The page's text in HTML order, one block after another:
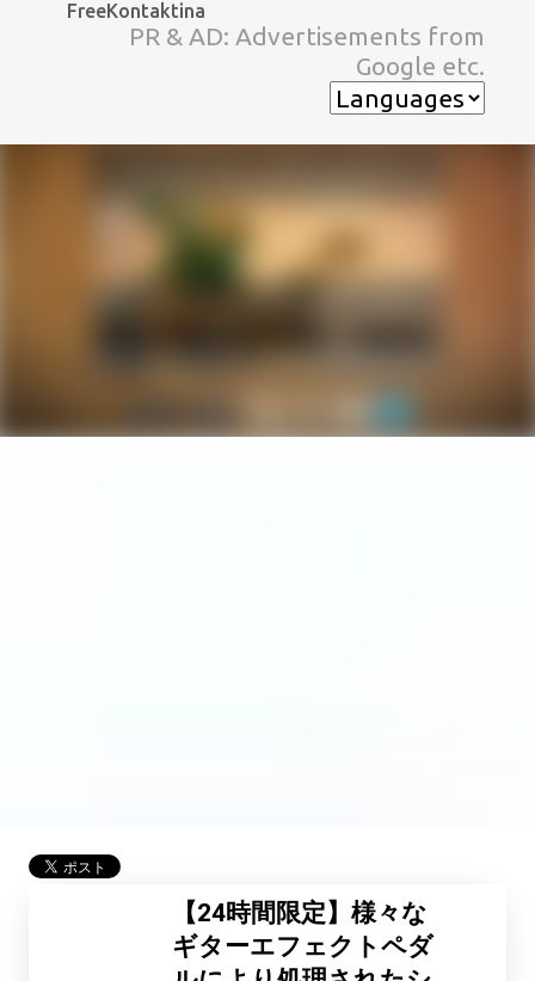
スキップしてメイン コンテンツに移動
FreeKontaktina
PR & AD: Advertisements from
Google etc.
【24時間限定】様々な
ギターエフェクトペダ